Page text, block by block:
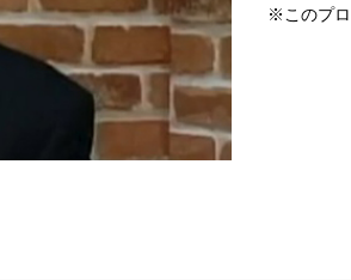
※このプロ